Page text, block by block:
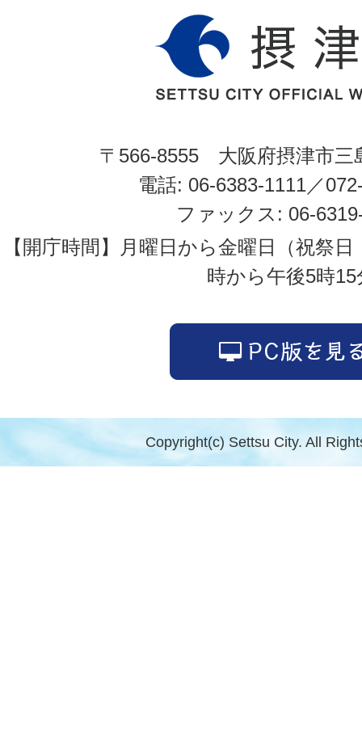
〒566-8555 大阪府摂津市三
電話: 06-6383-1111／
ファックス: 06-
【開庁時間】月曜日から金曜日（祝祭
時から午後5時15
Copyright(c) Settsu City. All